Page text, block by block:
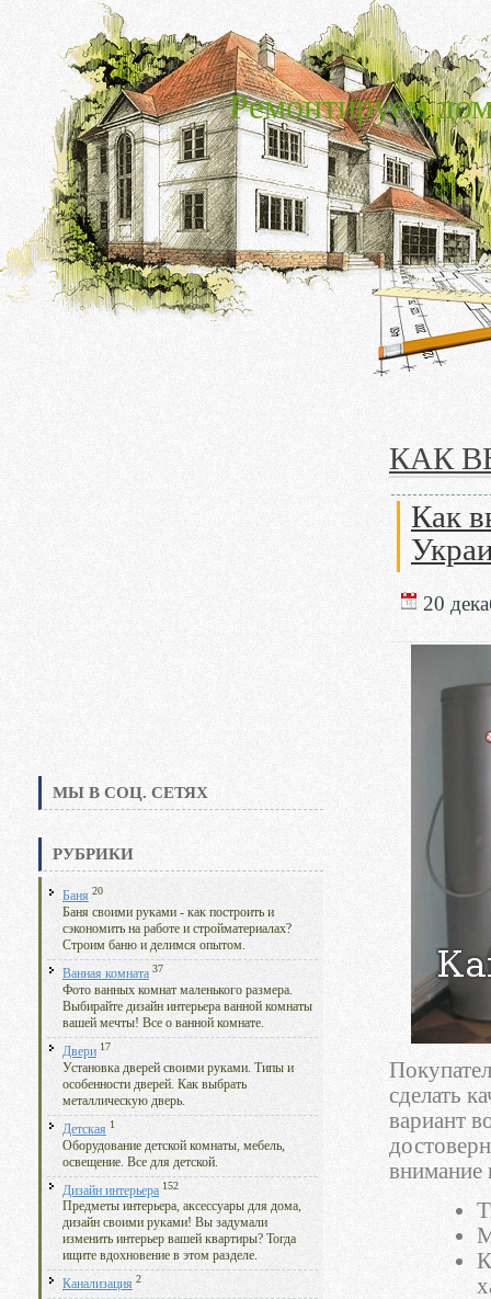
Ремонтируем
МЫ В СОЦ. СЕТЯХ
РУБРИКИ
Баня 20
Баня своими руками - как построить и
сэкономить на работе и стройматериалах?
Строим баню и делимся опытом.
Ванная комната 37
Фото ванных комнат маленького размера.
Выбирайте дизайн интерьера ванной комнаты
вашей мечты! Все о ванной комнате.
Двери 17
Установка дверей своими руками. Типы и
особенности дверей. Как выбрать
металлическую дверь.
Детская 1
Оборудование детской комнаты, мебель,
освещение. Все для детской.
Дизайн интерьера 152
Предметы интерьера, аксессуары для дома,
дизайн своими руками! Вы задумали
изменить интерьер вашей квартиры? Тогда
ищите вдохновение в этом разделе.
Канализация 2
КАК
Как
20
сделать
вариант
внимание